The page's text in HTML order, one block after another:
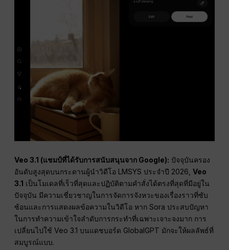
Veo 3.1 (แชมป์ที่ได้รับการสนับสนุนจาก Google): ปัจจุบันครอง
อันดับสูงสุดบนกระดานผู้นำวิดีโอ LMSYS ประจำปี 2026,Veo
3.1 เป็นโมเดลที่เร็วที่สุดและปฏิบัติตามคำสั่งได้ตรงที่สุดที่มีอยู่ใน
ปัจจุบัน มีความเชี่ยวชาญในการจัดการจังหวะของเรื่องราวที่ซับ
ซ้อนและการแสดงผลข้อความในวิดีโอ หาก Sora ประสบปัญหา
ในการทำความเข้าใจลำดับการกระทำที่เฉพาะเจาะจงมาก การ
เปลี่ยนไปใช้ Veo 3.1 บนแดชบอร์ด GlobalGPT มักจะให้ผลลัพธ์ที่
สมบูรณ์แบบ.